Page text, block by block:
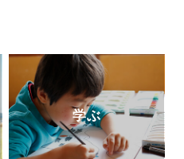
る。
イデアやモノ選び情報を発信
歳の3児の母。
学ぶ